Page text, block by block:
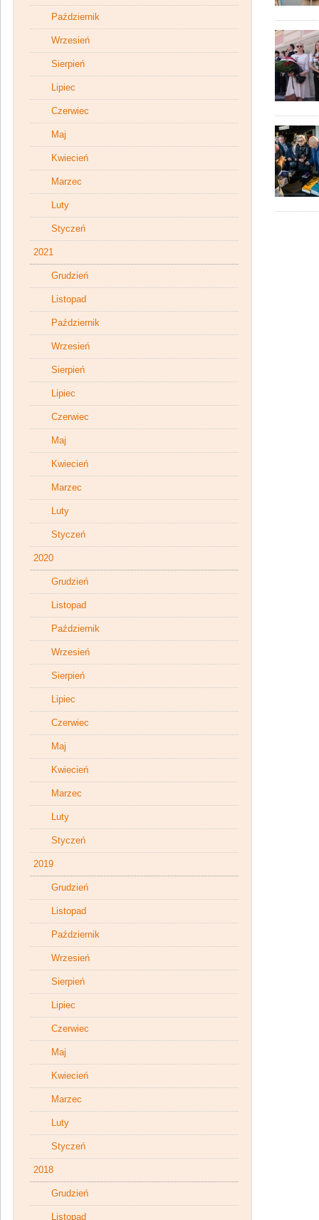
Październik
Wrzesień
Sierpień
Lipiec
Czerwiec
Maj
Kwiecień
Marzec
Luty
Styczeń
2021
Grudzień
Listopad
Październik
Wrzesień
Sierpień
Lipiec
Czerwiec
Maj
Kwiecień
Marzec
Luty
Styczeń
2020
Grudzień
Listopad
Październik
Wrzesień
Sierpień
Lipiec
Czerwiec
Maj
Kwiecień
Marzec
Luty
Styczeń
2019
Grudzień
Listopad
Październik
Wrzesień
Sierpień
Lipiec
Czerwiec
Maj
Kwiecień
Marzec
Luty
Styczeń
2018
Grudzień
Listopad